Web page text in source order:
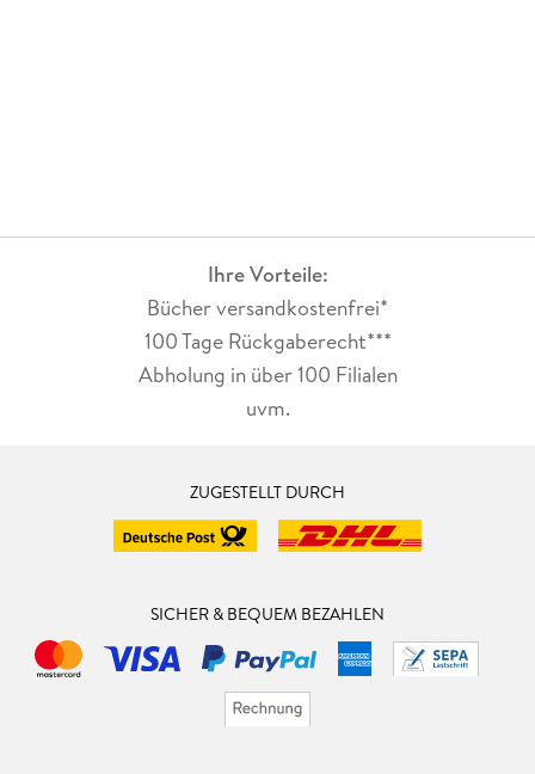
Ihre Vorteile:
Bücher versandkostenfrei*
100 Tage Rückgaberecht***
Abholung in über 100 Filialen
uvm.
ZUGESTELLT DURCH
SICHER & BEQUEM BEZAHLEN